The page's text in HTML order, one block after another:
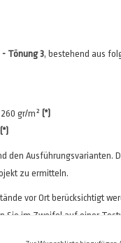
Tönung 3, bestehend aus
gr/m² (*)
(*)
den Ausführungsvarianten.
zu ermitteln.
vor Ort berücksichtigt
Sie im Zweifel auf einer